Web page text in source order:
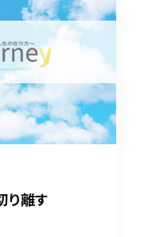
り離す